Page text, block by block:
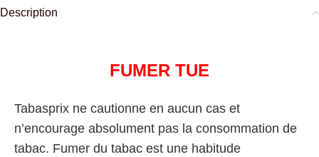
Description
FUMER TUE
Tabasprix ne cautionne en aucun cas et
n’encourage absolument pas la consommation de
tabac. Fumer du tabac est une habitude